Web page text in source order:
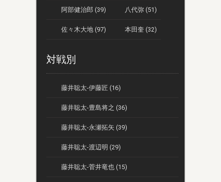
阿部健治郎 (39) 八代弥 (51)
佐々木大地 (97) 本田奎 (32)
対戦別
藤井聡太-伊藤匠 (16)
藤井聡太-豊島将之 (36)
藤井聡太-永瀬拓矢 (39)
藤井聡太-渡辺明 (29)
藤井聡太-菅井竜也 (15)